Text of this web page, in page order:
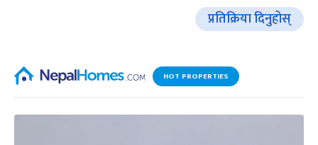
प्रतिक्रिया दिनुहोस्
HOT PROPERTIES